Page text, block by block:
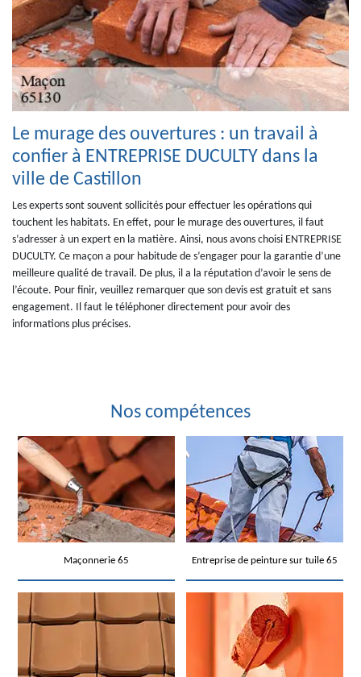
Le murage des ouvertures : un travail à
confier à ENTREPRISE DUCULTY dans la
ville de Castillon
Les experts sont souvent sollicités pour effectuer les opérations qui
touchent les habitats. En effet, pour le murage des ouvertures, il faut
s’adresser à un expert en la matière. Ainsi, nous avons choisi ENTREPRISE
DUCULTY. Ce maçon a pour habitude de s’engager pour la garantie d’une
meilleure qualité de travail. De plus, il a la réputation d’avoir le sens de
l’écoute. Pour finir, veuillez remarquer que son devis est gratuit et sans
engagement. Il faut le téléphoner directement pour avoir des
informations plus précises.
Nos compétences
Maçonnerie 65 Entreprise de peinture sur tuile 65